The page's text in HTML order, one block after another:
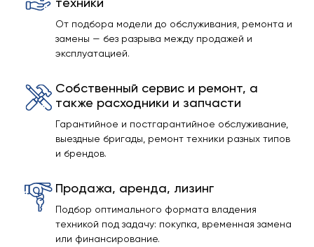
От подбора модели до обслуживания, ремонта и
замены — без разрыва между продажей и
эксплуатацией.
Собственный сервис и ремонт, а
также расходники и запчасти
Гарантийное и постгарантийное обслуживание,
выездные бригады, ремонт техники разных типов
и брендов.
Продажа, аренда, лизинг
Подбор оптимального формата владения
техникой под задачу: покупка, временная замена
или финансирование.